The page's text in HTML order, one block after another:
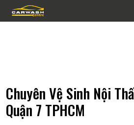
Chuyên Vệ Sinh Nội
Quận 7 TPHCM